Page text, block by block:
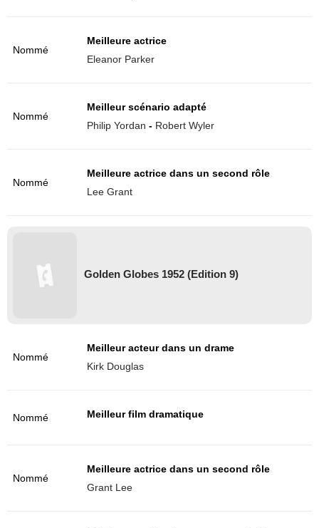
Nommé
Meilleure actrice
Eleanor Parker
Nommé
Meilleur scénario adapté
Philip Yordan - Robert Wyler
Nommé
Meilleure actrice dans un second rôle
Lee Grant
Golden Globes 1952 (Edition 9)
Nommé
Meilleur acteur dans un drame
Kirk Douglas
Nommé Meilleur film dramatique
Nommé
Meilleure actrice dans un second rôle
Grant Lee